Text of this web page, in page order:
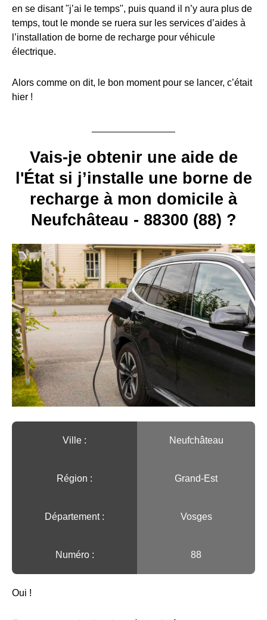
en se disant "j’ai le temps", puis quand il n’y aura plus de
temps, tout le monde se ruera sur les services d’aides à
l’installation de borne de recharge pour véhicule
électrique.
Alors comme on dit, le bon moment pour se lancer, c’était
hier !
Vais-je obtenir une aide de
l'État si j’installe une borne de
recharge à mon domicile à
Neufchâteau - 88300 (88) ?
Ville :️ Neufchâteau
Région :️ Grand-Est
Département : Vosges
Numéro : 88
Oui !